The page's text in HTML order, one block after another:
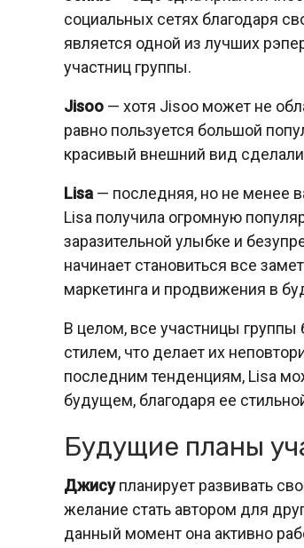
социальных сетях благодаря
является одной из лучших
участниц группы.
Jisoo — хотя Jisoo может не
равно пользуется большой
красивый внешний вид
Lisa — последняя, но не менее
Lisa получила огромную
заразительной улыбке и
начинает становиться все
маркетинга и продвижения в
В целом, все участницы
стилем, что делает их
последним тенденциям, Lisa
будущем, благодаря ее
Будущие планы
Джисупланирует развивать
желание стать автором для
данный момент она активно